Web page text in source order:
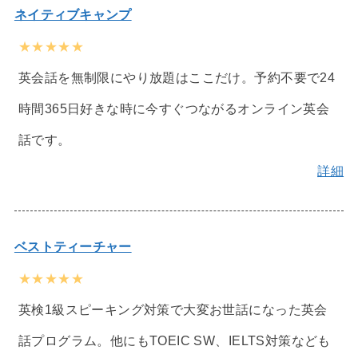
ネイティブキャンプ
★★★★★
英会話を無制限にやり放題はここだけ。予約不要で24
時間365日好きな時に今すぐつながるオンライン英会
話です。
詳細
ベストティーチャー
★★★★★
英検1級スピーキング対策で大変お世話になった英会
話プログラム。他にもTOEIC SW、IELTS対策なども